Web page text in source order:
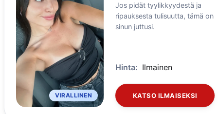
VIRALLINEN
Jos pidät tyylikkyydestä ja
ripauksesta tulisuutta, tämä on
sinun juttusi.
Hinta: Ilmainen
KATSO ILMAISEKSI